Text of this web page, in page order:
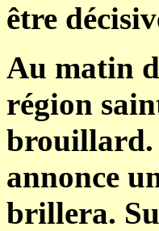
être
Au matin
région
brouillard.
annonce
brillera.